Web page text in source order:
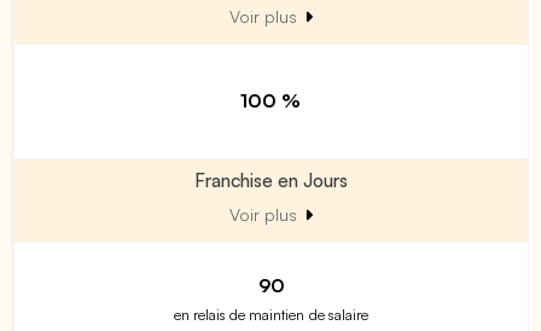
Voir plus
100 %
Franchise en Jours
Voir plus
90
en relais de maintien de salaire